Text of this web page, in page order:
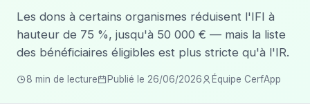
Les dons à certains organismes réduisent l'IFI à
hauteur de 75 %, jusqu'à 50 000 € — mais la liste
des bénéficiaires éligibles est plus stricte qu'à l'IR.
8 min de lecture Publié le 26/06/2026 Équipe CerfApp